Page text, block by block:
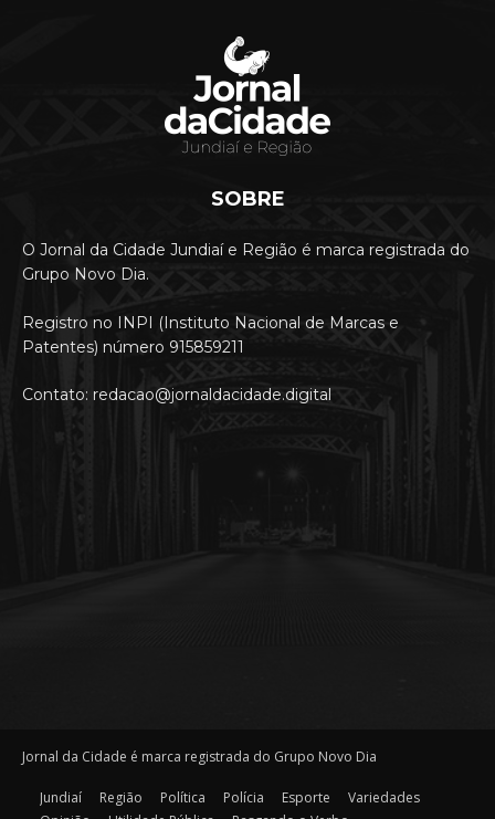
SOBRE
O Jornal da Cidade Jundiaí e Região é marca registrada do
Grupo Novo Dia.
Registro no INPI (Instituto Nacional de Marcas e
Patentes) número 915859211
Contato: redacao@jornaldacidade.digital
Jornal da Cidade é marca registrada do Grupo Novo Dia
Jundiaí Região Política Polícia Esporte
Variedades